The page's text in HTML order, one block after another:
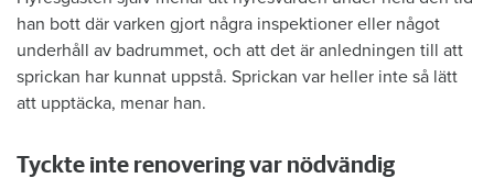
han bott där varken gjort några inspektioner eller något
underhåll av badrummet, och att det är anledningen till att
sprickan har kunnat uppstå. Sprickan var heller inte så lätt
att upptäcka, menar han.
Tyckte inte renovering var nödvändig